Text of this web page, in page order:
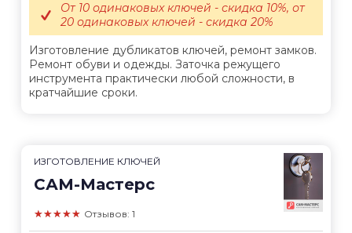
Изготовление дубликатов ключей, ремонт замков.
Ремонт обуви и одежды. Заточка режущего
инструмента практически любой сложности, в
кратчайшие сроки.
От 10 одинаковых ключей - скидка 10%, от
20 одинаковых ключей - скидка 20%
ИЗГОТОВЛЕНИЕ КЛЮЧЕЙ
САМ-Мастерс
★★★★★ Отзывов: 1